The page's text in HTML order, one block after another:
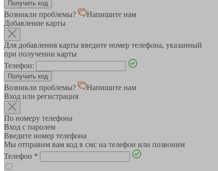
Возникли проблемы?
Напишите нам
Добавление карты
Для добавления карты введите номер телефона, указанный
при получении карты
Телефон:
Возникли проблемы?
Напишите нам
Вход или регистрация
По номеру телефона
Вход с паролем
Введите номер телефона
Мы отправим вам код в смс на телефон или позвоним
Телефон *